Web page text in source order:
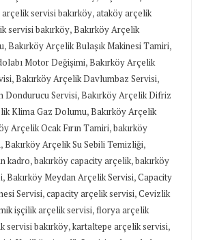
arçelik servisi bakırköy,ataköy arçelik
servisi bakırköy,Bakırköy Arçelik
,Bakırköy Arçelik Bulaşık Makinesi Tamiri,
Motor Değişimi,Bakırköy Arçelik
,Bakırköy Arçelik Davlumbaz Servisi,
Dondurucu Servisi,Bakırköy Arçelik Difriz
Klima Gaz Dolumu,Bakırköy Arçelik
Arçelik Ocak Fırın Tamiri,bakırköy
,Bakırköy Arçelik Su Sebili Temizliği,
kadro,bakırköy capacity arçelik,bakırköy
,Bakırköy Meydan Arçelik Servisi,Capacity
Servisi,capacity arçelik servisi,Cevizlik
işçilik arçelik servisi,florya arçelik
servisi bakırköy,kartaltepe arçelik servisi,